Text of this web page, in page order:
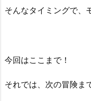
そんなタイミングで、
今回はここまで！
それでは、次の冒険ま